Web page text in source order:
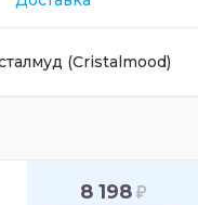
(Cristalmood)
8 198